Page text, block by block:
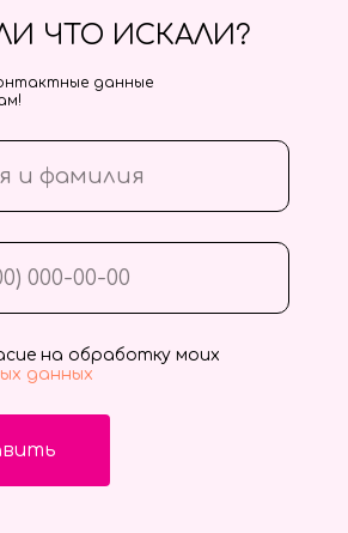
на обработку моих
данных
ЧТО ИСКАЛИ?
данные